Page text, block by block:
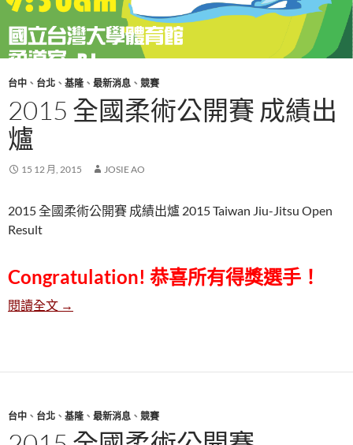
台中 、 台北 、 基隆、 最新消息 、 競賽
2015 全國柔術公開賽 成績出
爐
15 12 月, 2015 JOSIE AO
2015 全國柔術公開賽 成績出爐 2015 Taiwan Jiu-Jitsu Open
Result
Congratulation! 恭喜所有得獎選手！
閱讀全文 2015 全國柔術公開賽 成績出爐
→
台中 、 台北 、 基隆、 最新消息 、 競賽